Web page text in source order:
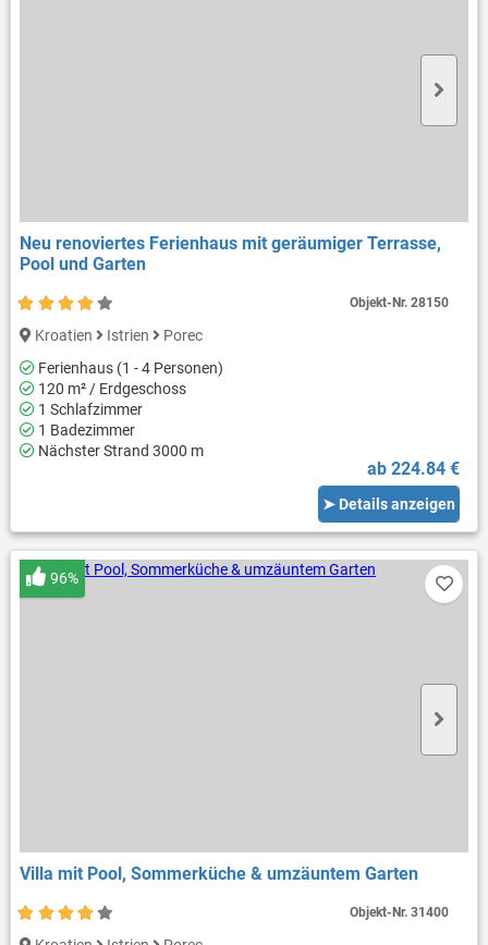
Neu renoviertes Ferienhaus mit geräumiger Terrasse,
Pool und Garten
Kroatien Istrien
Porec
Ferienhaus (1 - 4 Personen)
120 m² / Erdgeschoss
1 Schlafzimmer
1 Badezimmer
Nächster Strand 3000 m
ab 224.84 €
➤ Details anzeigen
Objekt-Nr.28150
Villa mit Pool, Sommerküche & umzäuntem Garten
96%
Objekt-Nr.31400